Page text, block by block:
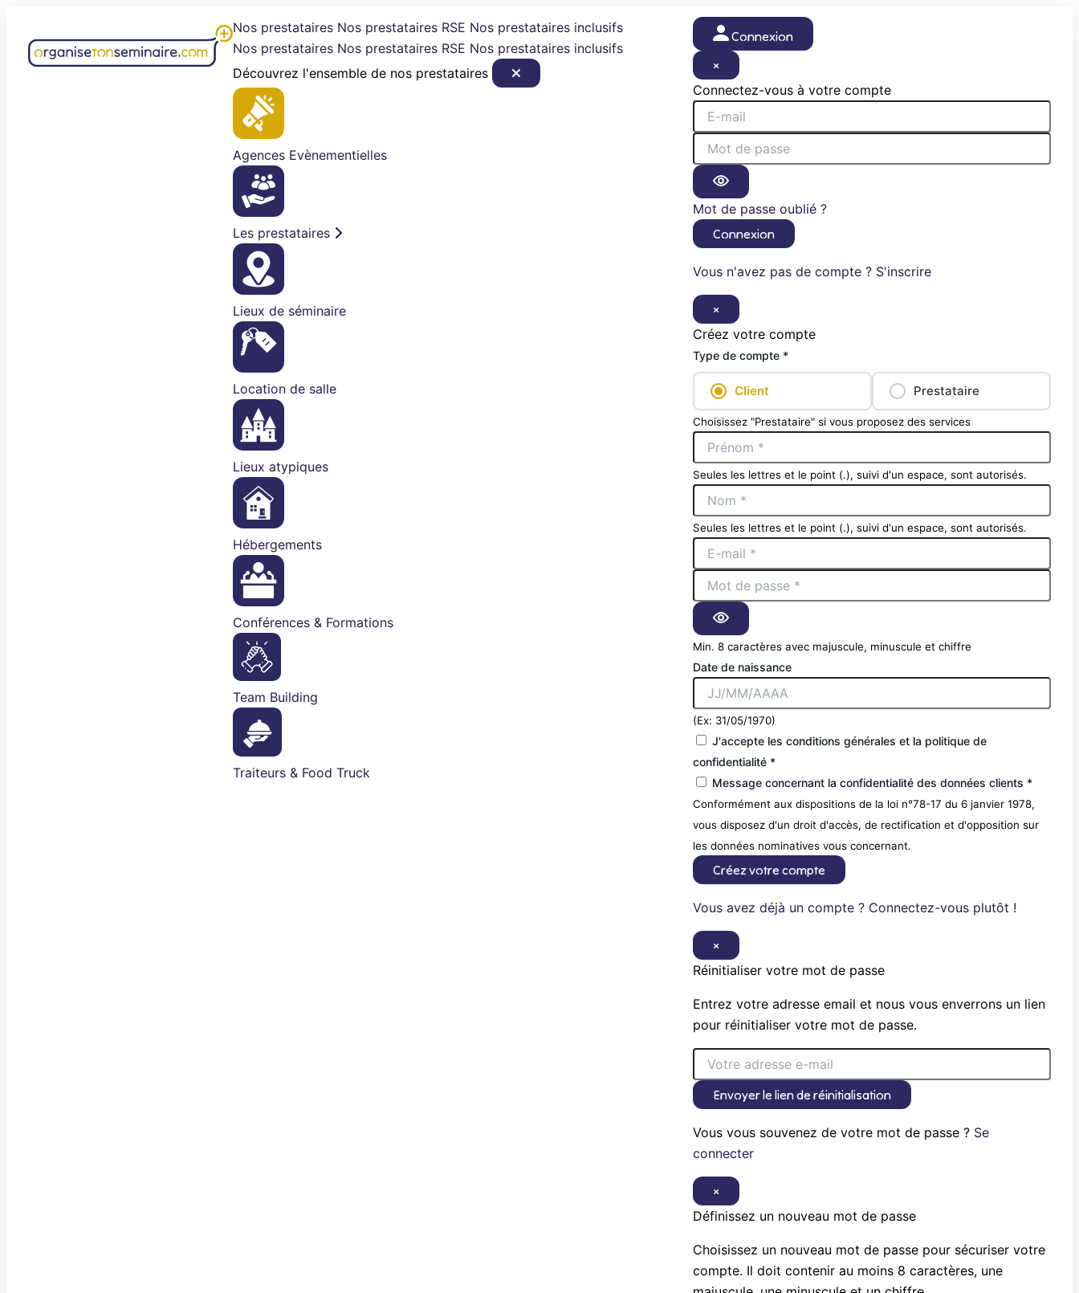
contenu
Nos prestataires Nos prestataires RSE Nos prestataires inclusifs
Nos prestataires Nos prestataires RSE Nos prestataires inclusifs
Découvrez l'ensemble de nos prestataires
Agences Evènementielles
Les prestataires
Lieux de séminaire
Location de salle
Lieux atypiques
Hébergements
Conférences & Formations
Team Building
Traiteurs & Food Truck
Connexion
×
Connectez-vous à votre compte
Mot de passe oublié ?
Connexion
Vous n'avez pas de compte ? S'inscrire
×
Créez votre compte
Type de compte *
Client Prestataire
Choisissez "Prestataire" si vous proposez des services
Seules les lettres et le point (.), suivi d'un espace, sont autorisés.
Seules les lettres et le point (.), suivi d'un espace, sont autorisés.
Min. 8 caractères avec majuscule, minuscule et chiffre
Date de naissance
(Ex: 31/05/1970)
J'accepte les conditions générales et la politique de
confidentialité *
Message concernant la confidentialité des données clients *
Conformément aux dispositions de la loi n°78-17 du 6 janvier 1978,
vous disposez d'un droit d'accès, de rectification et d'opposition sur
les données nominatives vous concernant.
Créez votre compte
Vous avez déjà un compte ? Connectez-vous plutôt !
×
Réinitialiser votre mot de passe
Entrez votre adresse email et nous vous enverrons un lien
pour réinitialiser votre mot de passe.
Envoyer le lien de réinitialisation
Vous vous souvenez de votre mot de passe ? Se
connecter
×
Définissez un nouveau mot de passe
Choisissez un nouveau mot de passe pour sécuriser votre
compte. Il doit contenir au moins 8 caractères, une